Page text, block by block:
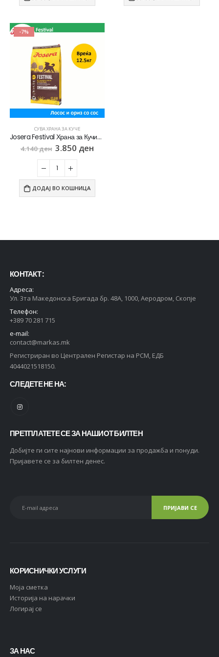
-7%
СУВА ХРАНА ЗА КУЧЕ
Josera Festival Храна за Кучиња со Лосос и вкусен сос [Вреќа 12.5кг]
4.140ден 3.850 ден
ДОДАЈ ВО КОШНИЦА
КОНТАКТ :
Адреса:
Ул. 3та Македонска Бригада бр. 48А, 1000, Аеродром, Скопје
Телефон:
+389 70 281 715
e-mail:
contact@markas.mk
Регистриран во Централен Регистар на РСМ, ЕДБ
4044021518150.
СЛЕДЕТЕ НЕ НА:
ПРЕТПЛАТЕТЕ СЕ ЗА НАШИОТ БИЛТЕН
Добијте ги сите најнови информации за продажба и понуди.
Пријавете се за билтен денес.
КОРИСНИЧКИ УСЛУГИ
Moja сметка
Историја на нарачки
Логирај се
ЗА НАС